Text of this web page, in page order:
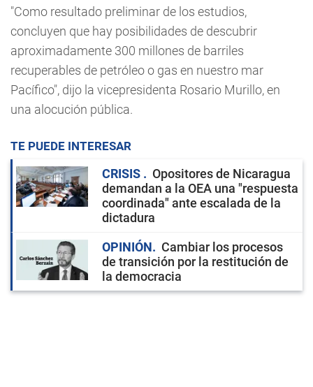
"Como resultado preliminar de los estudios,
concluyen que hay posibilidades de descubrir
aproximadamente 300 millones de barriles
recuperables de petróleo o gas en nuestro mar
Pacífico", dijo la vicepresidenta Rosario Murillo, en
una alocución pública.
TE PUEDE INTERESAR
CRISIS
Opositores de Nicaragua
demandan a la OEA una "respuesta
coordinada" ante escalada de la
dictadura
OPINIÓN
Cambiar los procesos
de transición por la restitución de
la democracia